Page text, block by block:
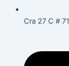
Cra 27 C #